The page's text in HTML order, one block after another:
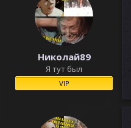
Николай89
Я тут был
VIP